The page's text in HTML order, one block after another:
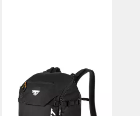
DYNAFIT
Rucksack Free 34 Backpack,
Unisex - DynaFit
152,00 €